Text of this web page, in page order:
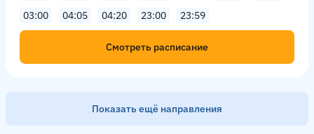
03:00
04:05 04:20 23:00 23:59
Смотреть расписание
Показать ещё направления